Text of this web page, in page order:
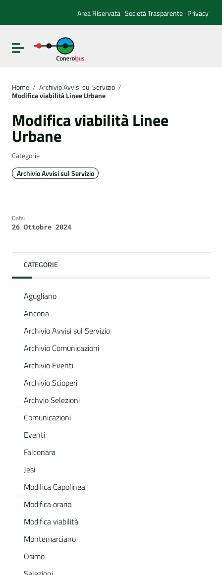
Vai al menu di navigazione
Vai al footer
Area Riservata Società Trasparente Privacy
Attiva / disattiva la navigazione
Home / Archivio Avvisi sul Servizio /
Modifica viabilità Linee Urbane
Modifica viabilità Linee
Urbane
Categorie
Archivio Avvisi sul Servizio
Data:
26 Ottobre 2024
CATEGORIE
Agugliano
Ancona
Archivio Avvisi sul Servizio
Archivio Comunicazioni
Archivio Eventi
Archivio Scioperi
Archvio Selezioni
Comunicazioni
Eventi
Falconara
Jesi
Modifica Capolinea
Modifica orario
Modifica viabilità
Montemarciano
Osimo